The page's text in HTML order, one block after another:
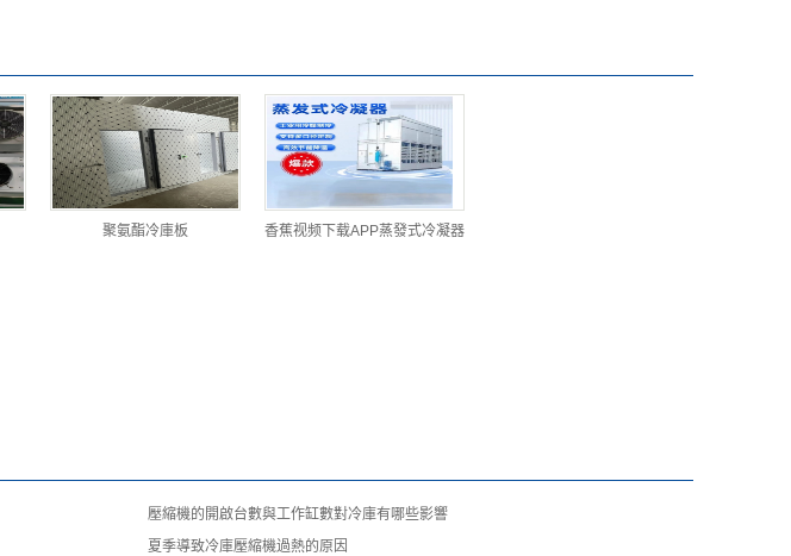
聚氨酯冷庫板 香蕉视频下载APP蒸發式冷凝器
壓縮機的開啟台數與工作缸數對冷庫有哪些影響
夏季導致冷庫壓縮機過熱的原因